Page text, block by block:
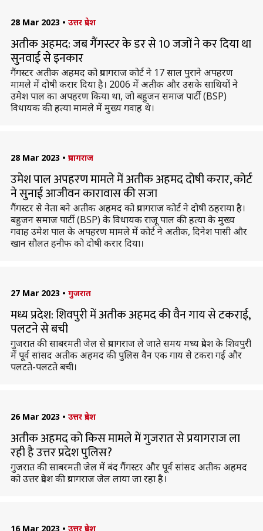
28 Mar 2023 • उत्तर प्रदेश
अतीक अहमद: जब गैंगस्टर के डर से 10 जजों ने कर दिया था
सुनवाई से इनकार
गैंगस्टर अतीक अहमद को प्रयागराज कोर्ट ने 17 साल पुराने अपहरण
मामले में दोषी करार दिया है। 2006 में अतीक और उसके साथियों ने
उमेश पाल का अपहरण किया था, जो बहुजन समाज पार्टी (BSP)
विधायक की हत्या मामले में मुख्य गवाह थे।
28 Mar 2023 • प्रयागराज
उमेश पाल अपहरण मामले में अतीक अहमद दोषी करार, कोर्ट
ने सुनाई आजीवन कारावास की सजा
गैंगस्टर से नेता बने अतीक अहमद को प्रयागराज कोर्ट ने दोषी ठहराया है।
बहुजन समाज पार्टी (BSP) के विधायक राजू पाल की हत्या के मुख्य
गवाह उमेश पाल के अपहरण मामले में कोर्ट ने अतीक, दिनेश पासी और
खान सौलत हनीफ को दोषी करार दिया।
27 Mar 2023 • गुजरात
मध्य प्रदेश: शिवपुरी में अतीक अहमद की वैन गाय से टकराई,
पलटने से बची
गुजरात की साबरमती जेल से प्रयागराज ले जाते समय मध्य प्रदेश के शिवपुरी
में पूर्व सांसद अतीक अहमद की पुलिस वैन एक गाय से टकरा गई और
पलटते-पलटते बची।
26 Mar 2023 • उत्तर प्रदेश
अतीक अहमद को किस मामले में गुजरात से प्रयागराज ला
रही है उत्तर प्रदेश पुलिस?
गुजरात की साबरमती जेल में बंद गैंगस्टर और पूर्व सांसद अतीक अहमद
को उत्तर प्रदेश की प्रयागराज जेल लाया जा रहा है।
16 Mar 2023 • उत्तर प्रदेश